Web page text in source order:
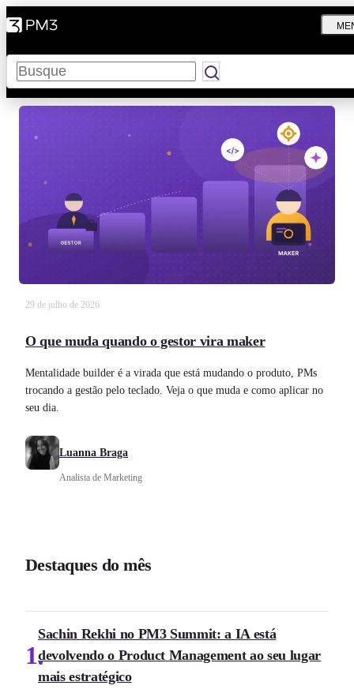
Pesquisar
29 de julho de 2026
O que muda quando o gestor vira maker
Mentalidade builder é a virada que está mudando o produto, PMs
trocando a gestão pelo teclado. Veja o que muda e como aplicar no
seu dia.
Luanna Braga
Analista de Marketing
Destaques do mês
1
Sachin Rekhi no PM3 Summit: a IA está
devolvendo o Product Management ao seu lugar
mais estratégico